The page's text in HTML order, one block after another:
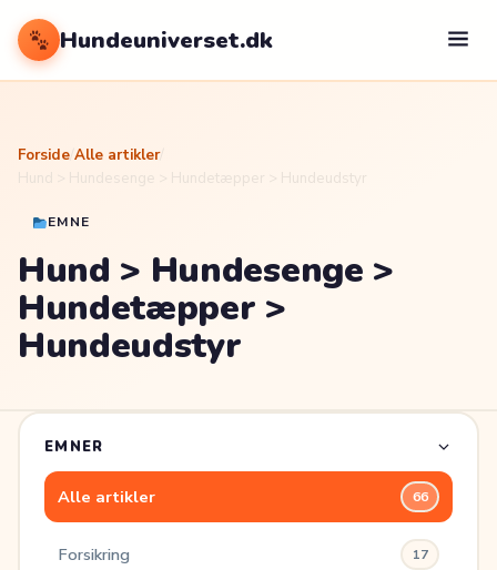
Hundeuniverset.dk
Forside Alle artikler/
EMNE
Hund > Hundesenge >
Hundetæpper >
Hundeudstyr
EMNER
Alle artikler 66
Forsikring 17